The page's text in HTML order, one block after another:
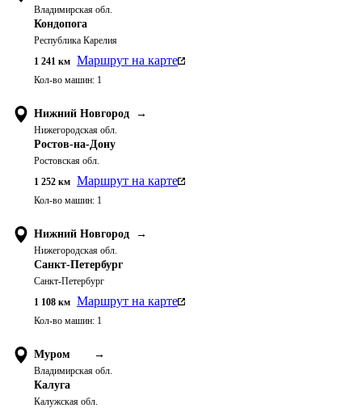
Владимирская обл.
Кондопога
Республика Карелия
1 241 км Маршрут на карте
Кол-во машин: 1
Нижний Новгород →
Нижегородская обл.
Ростов-на-Дону
Ростовская обл.
1 252 км Маршрут на карте
Кол-во машин: 1
Нижний Новгород →
Нижегородская обл.
Санкт-Петербург
Санкт-Петербург
1 108 км Маршрут на карте
Кол-во машин: 1
Муром →
Владимирская обл.
Калуга
Калужская обл.